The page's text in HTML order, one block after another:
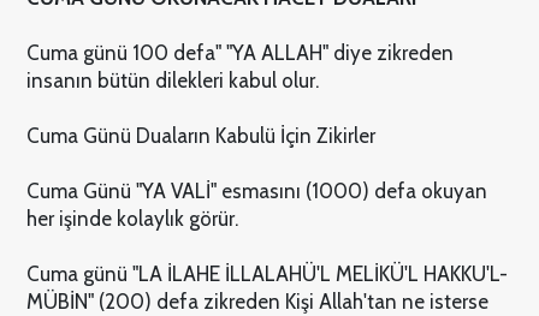
Cuma günü 100 defa" "YA ALLAH" diye zikreden
insanın bütün dilekleri kabul olur.
Cuma Günü Duaların Kabulü İçin Zikirler
Cuma Günü "YA VALİ" esmasını (1000) defa okuyan
her işinde kolaylık görür.
Cuma günü "LA İLAHE İLLALAHÜ'L MELİKÜ'L HAKKU'L-
MÜBİN" (200) defa zikreden Kişi Allah'tan ne isterse